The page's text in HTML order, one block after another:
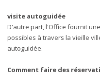
visite autoguidée
D'autre part, l'Office fournit
possibles à travers la vieille
autoguidée.
Comment faire des